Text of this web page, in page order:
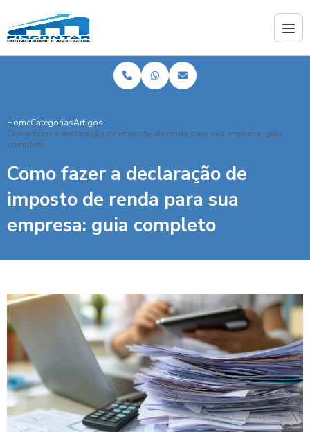
HomeCategoriasArtigos
Como fazer a declaração de imposto de renda para sua empresa: guia
completo
Como fazer a declaração de
imposto de renda para sua
empresa: guia completo